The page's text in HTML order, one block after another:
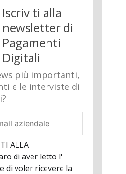
Iscriviti alla
newsletter di
Pagamenti
Digitali
più importanti,
e le interviste di
ALLA
di aver letto l'
e di voler ricevere la